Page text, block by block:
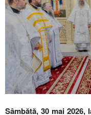
Sâmbătă, 30 mai